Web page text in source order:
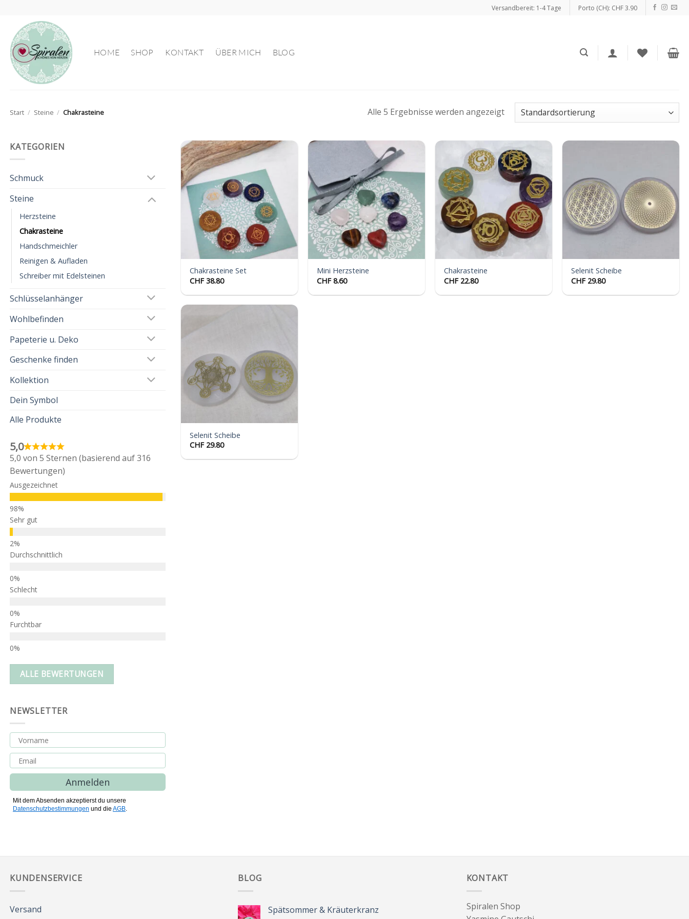
springen
Versandbereit: 1-4 Tage Porto (CH): CHF 3.90
HOME SHOP KONTAKT ÜBER MICH BLOG
Start / Steine / Chakrasteine Alle 5 Ergebnisse werden angezeigt
KATEGORIEN
Schmuck
Steine
Herzsteine
Chakrasteine
Handschmeichler
Reinigen & Aufladen
Schreiber mit Edelsteinen
Schlüsselanhänger
Wohlbefinden
Papeterie u. Deko
Geschenke finden
Kollektion
Dein Symbol
Alle Produkte
5,0
5,0 von 5 Sternen (basierend auf 316
Bewertungen)
Ausgezeichnet
Sehr gut
Durchschnittlich
Schlecht
Furchtbar
ALLE BEWERTUNGEN
NEWSLETTER
Anmelden
Mit dem Absenden akzeptierst du unsere
Datenschutzbestimmungen und die AGB.
Auf die
Wunschliste
Chakrasteine Set
CHF38.80
Auf die
Wunschliste
Mini Herzsteine
CHF8.60
Auf die
Wunschliste
Chakrasteine
CHF22.80
Auf die
Wunschliste
Selenit Scheibe
CHF29.80
Wunschliste
Selenit Scheibe
CHF29.80
KUNDENSERVICE
Versand
BLOG
Spätsommer & Kräuterkranz
KONTAKT
Spiralen Shop